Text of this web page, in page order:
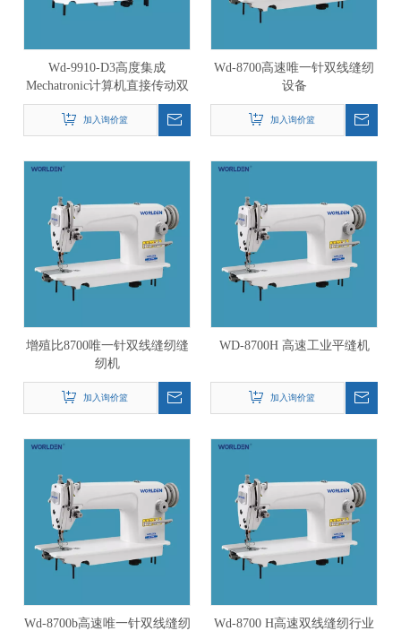
Wd-9910-D3高度集成
Mechatronic计算机直接传动双
线缝纫设备与自动修整
加入询价篮
Wd-8700高速唯一针双线缝纫
设备
加入询价篮
增殖比8700唯一针双线缝纫缝
纫机
加入询价篮
WD-8700H 高速工业平缝机
加入询价篮
Wd-8700b高速唯一针双线缝纫
Wd-8700 H高速双线缝纫行业